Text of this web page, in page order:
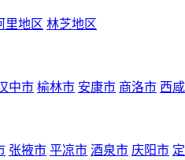
里地区 林芝地区
中市 榆林市 安康市 商洛市 西
张掖市 平凉市 酒泉市 庆阳市